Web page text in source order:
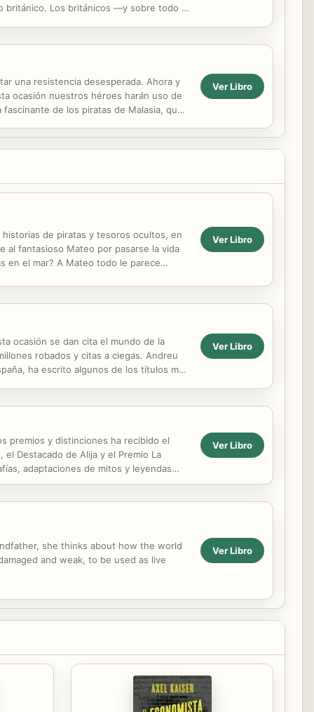
británico. Los británicos —y sobre todo el
una resistencia desesperada. Ahora y
ocasión nuestros héroes harán uso de
de los piratas de Malasia, que
Ver Libro
de piratas y tesoros ocultos, en
al fantasioso Mateo por pasarse la vida
en el mar? A Mateo todo le parece
Ver Libro
ocasión se dan cita el mundo de la
robados y citas a ciegas. Andreu
ha escrito algunos de los títulos más
Ver Libro
premios y distinciones ha recibido el
Destacado de Alija y el Premio La
adaptaciones de mitos y leyendas
Ver Libro
she thinks about how the world
and weak, to be used as live
Ver Libro